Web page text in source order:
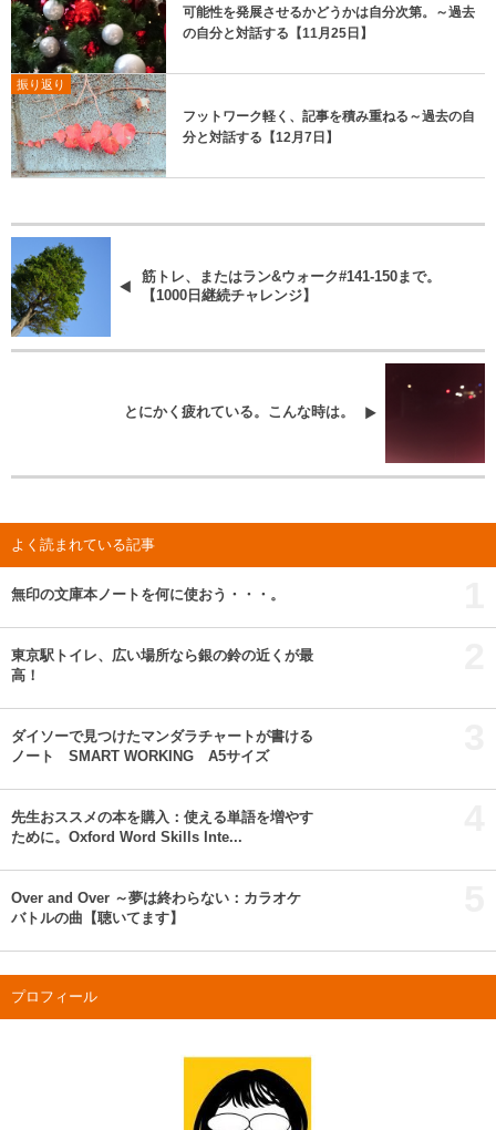
可能性を発展させるかどうかは自分次第。～過去
の自分と対話する【11月25日】
振り返り
フットワーク軽く、記事を積み重ねる～過去の自
分と対話する【12月7日】
筋トレ、またはラン&ウォーク#141-150まで。
【1000日継続チャレンジ】
とにかく疲れている。こんな時は。
よく読まれている記事
無印の文庫本ノートを何に使おう・・・。
東京駅トイレ、広い場所なら銀の鈴の近くが最
高！
ダイソーで見つけたマンダラチャートが書ける
ノート SMART WORKING A5サイズ
先生おススメの本を購入：使える単語を増やす
ために。Oxford Word Skills Inte...
Over and Over ～夢は終わらない：カラオケ
バトルの曲【聴いてます】
プロフィール